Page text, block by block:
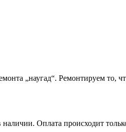
„наугад“. Ремонтируем то,
Оплата происходит